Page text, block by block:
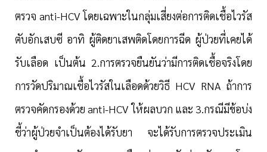
ตรวจ anti-HCVโดยเฉพาะในกลุ่มเสี่ยงต่อการติดเชื้อไวรัส
ตับอักเสบซี อาทิ ผู้ติดยาเสพติดโดยการฉีด ผู้ป่วยที่เคยได้
รับเลือด เป็นต้น 2.การตรวจยืนยันว่ามีการติดเชื้อจริงโดย
การวัดปริมาณเชื้อไวรัสในเลือดด้วยวิธี HCV RNA ถ้าการ
ตรวจคัดกรองด้วย anti-HCVให้ผลบวก และ 3.กรณีมีข้อบ่ง
ชี้ว่าผู้ป่วยจำเป็นต้องได้รับยา จะได้รับการตรวจประเมิน